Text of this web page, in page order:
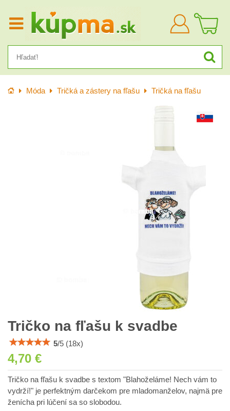
Prihlásiť
sa
Úvod Móda Tričká a zástery na fľašu Tričká na fľašu
Tričko na fľašu k svadbe
5/5 (18x)
4,70 €
Tričko na fľašu k svadbe s textom "Blahoželáme! Nech vám to
vydrží!" je perfektným darčekom pre mladomanželov, najmä pre
ženícha pri lúčení sa so slobodou.